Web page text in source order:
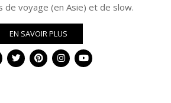
de voyage (en Asie) et de slow.
EN SAVOIR PLUS